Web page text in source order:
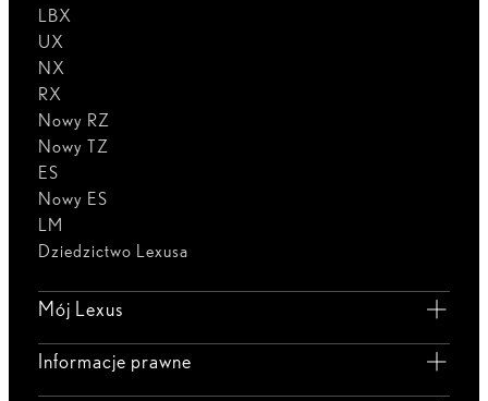
LBX
UX
NX
RX
Nowy RZ
Nowy TZ
ES
Nowy ES
LM
Dziedzictwo Lexusa
Mój Lexus
Informacje prawne